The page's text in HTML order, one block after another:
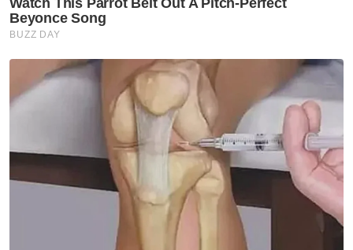
"Nilai RM50,000 itu bukanlah suatu nilai
muktamad dan kelab masih terbuka kepada
rundingan untuk mencapai penamatan
secara persetujuan bersama dalam keadaan
baik dan harmoni yang memberikan
keuntungan kepada semua pihak," katanya.
Muat turun aplikasi Sinar Harian.Klik di sini!